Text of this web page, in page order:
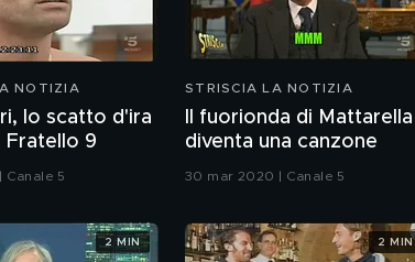
NOTIZIA
lo scatto d'ira
Fratello 9
Canale 5
STRISCIA LA NOTIZIA
Il fuorionda di Mattarella
diventa una canzone
30 mar 2020 | Canale 5
2 MIN 2 MIN